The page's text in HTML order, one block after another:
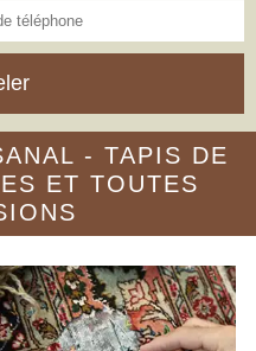
- TAPIS DE
ET TOUTES